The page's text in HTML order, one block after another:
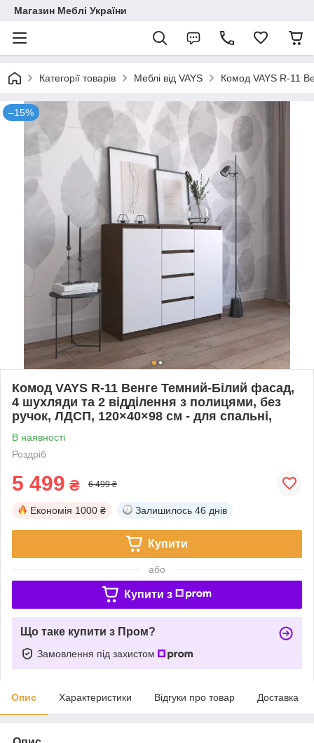
Магазин Меблі України
Категорії товарів Меблі від VAYS Комод VAYS R-11
–15%
Комод VAYS R-11 Венге Темний-Білий фасад,
4 шухляди та 2 відділення з полицями, без
ручок, ЛДСП, 120×40×98 см - для спальні,
В наявності
Роздріб
5 499 ₴ 6 499 ₴
Економія 1000 ₴ Залишилось 46 днів
Купити
або
Купити з
Що таке купити з Пром?
Замовлення під захистом
Опис Характеристики Відгуки про товар Доставка